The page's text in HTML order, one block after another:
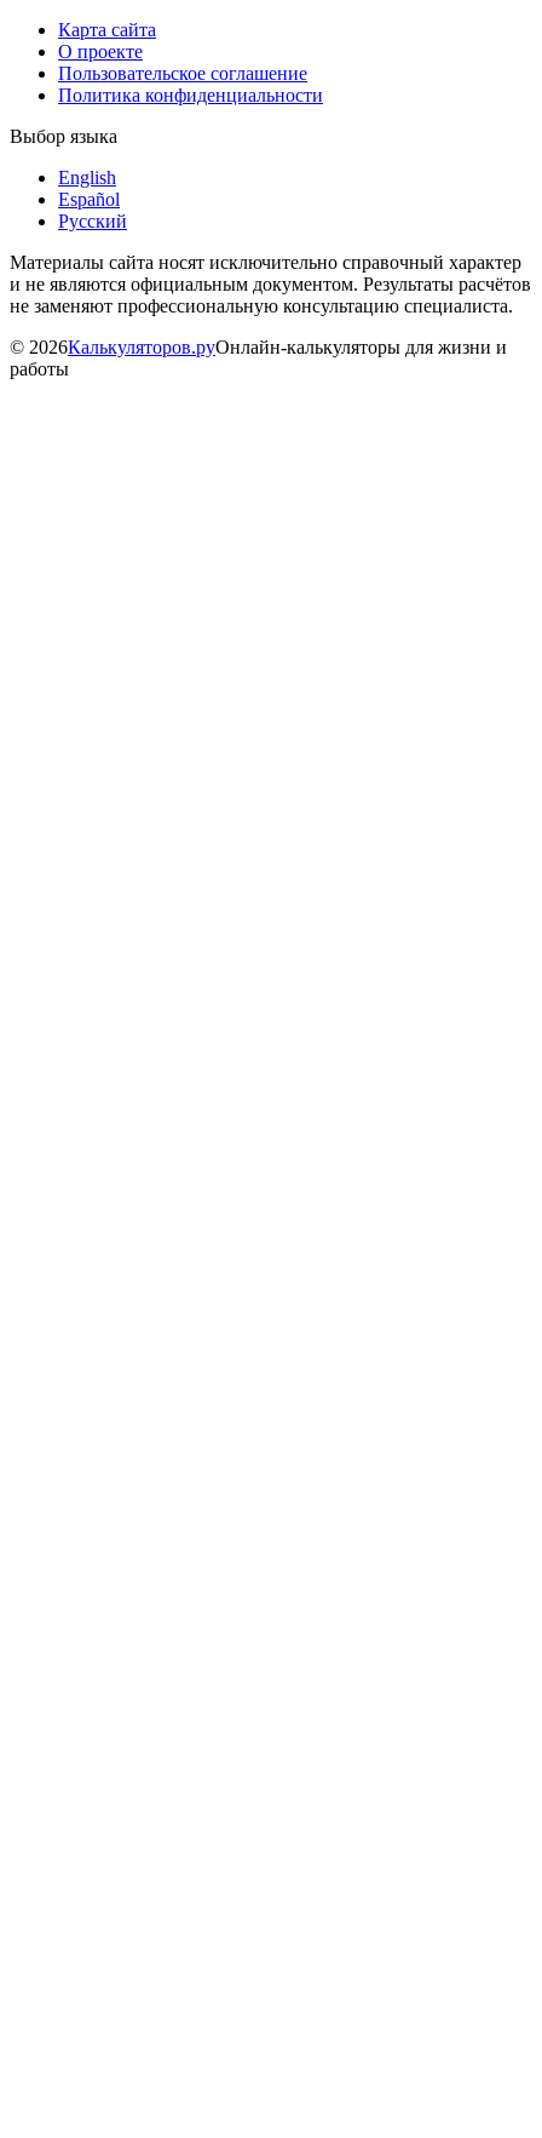
Карта сайта
О проекте
Пользовательское соглашение
Политика конфиденциальности
Выбор языка
English
Español
Русский
Материалы сайта носят исключительно справочный характер
и не являются официальным документом. Результаты расчётов
не заменяют профессиональную консультацию специалиста.
© 2026Калькуляторов.руОнлайн-калькуляторы для жизни и
работы